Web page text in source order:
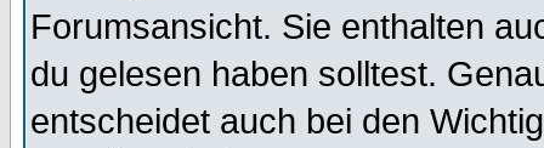
Forumsansicht. Sie enthalten
du gelesen haben solltest.
entscheidet auch bei den